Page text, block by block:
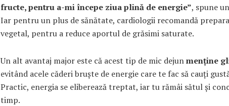
fructe, pentru a-mi începe ziua plină de energie”, spune
Iar pentru un plus de sănătate, cardiologii recomandă
vegetal, pentru a reduce aportul de grăsimi saturate.
Un alt avantaj major este că acest tip de mic dejunmenține
evitând acele căderi bruște de energie care te fac să cauți
Practic, energia se eliberează treptat, iar tu rămâi sătul și
timp.